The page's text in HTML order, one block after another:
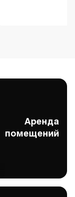
Аренда
помещений